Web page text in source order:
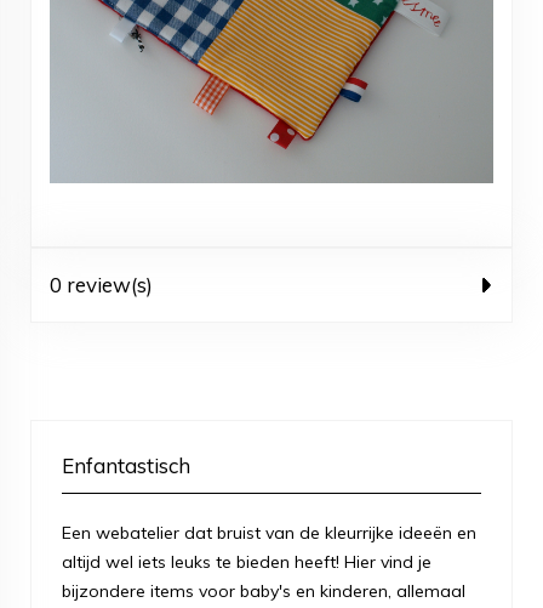
0 review(s)
Enfantastisch
Een webatelier dat bruist van de kleurrijke ideeën en
altijd wel iets leuks te bieden heeft! Hier vind je
bijzondere items voor baby's en kinderen, allemaal